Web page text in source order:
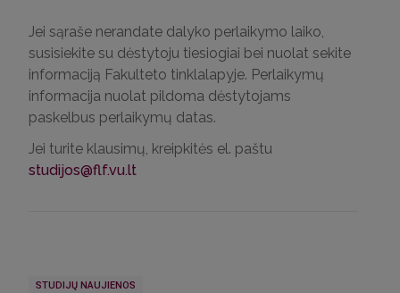
Jei sąraše nerandate dalyko perlaikymo laiko,
susisiekite su dėstytoju tiesiogiai bei nuolat sekite
informaciją Fakulteto tinklalapyje. Perlaikymų
informacija nuolat pildoma dėstytojams
paskelbus perlaikymų datas.
Jei turite klausimų, kreipkitės el. paštu
studijos@flf.vu.lt
STUDIJŲ NAUJIENOS